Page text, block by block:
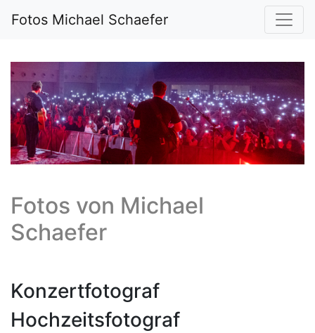
Fotos Michael Schaefer
Fotos von Michael
Schaefer
Konzertfotograf
Hochzeitsfotograf